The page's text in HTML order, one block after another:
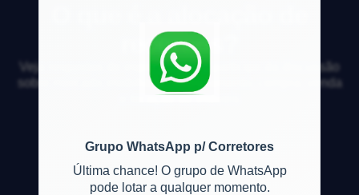
Grupo WhatsApp p/ Corretores
Última chance! O grupo de WhatsApp
pode lotar a qualquer momento.
recursos?
Veja respostas de especialistas e participe da discussão
sobre mercado imobiliário, financiamento, compra, venda
e locação de imóveis